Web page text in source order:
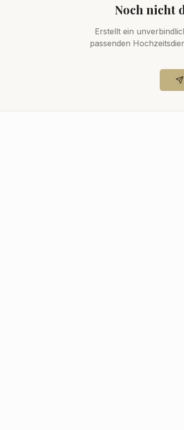
Noch nicht
Erstellt ein
passenden